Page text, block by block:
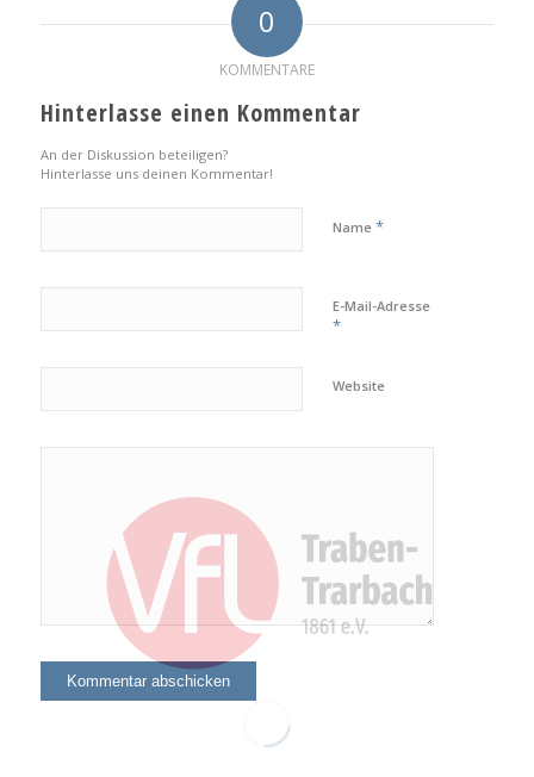
0
KOMMENTARE
Hinterlasse einen Kommentar
An der Diskussion beteiligen?
Hinterlasse uns deinen Kommentar!
Name *
E-Mail-Adresse
*
Website